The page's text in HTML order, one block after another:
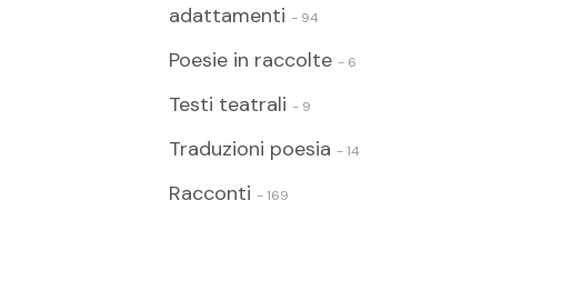
adattamenti - 94
Poesie in raccolte - 6
Testi teatrali - 9
Traduzioni poesia - 14
Racconti - 169